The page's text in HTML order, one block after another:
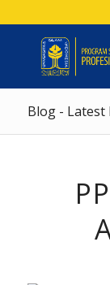
Blog - Latest